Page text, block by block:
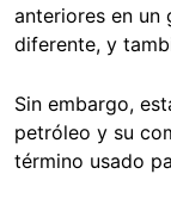
anteriores en un
diferente, y
Sin embargo,
petróleo y su
término usado